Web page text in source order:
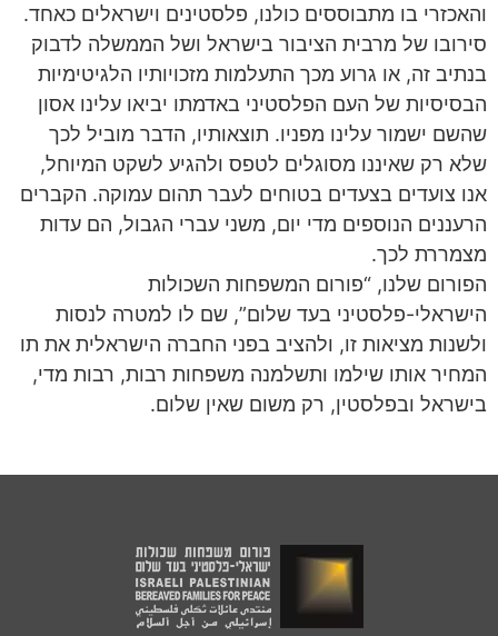
והאכזרי בו מתבוססים כולנו, פלסטינים וישראלים כאחד.
סירובו של מרבית הציבור בישראל ושל הממשלה לדבוק
בנתיב זה, או גרוע מכך התעלמות מזכויותיו הלגיטימיות
הבסיסיות של העם הפלסטיני באדמתו יביאו עלינו אסון
שהשם ישמור עלינו מפניו. תוצאותיו, הדבר מוביל לכך
שלא רק שאיננו מסוגלים לטפס ולהגיע לשקט המיוחל,
אנו צועדים בצעדים בטוחים לעבר תהום עמוקה. הקברים
הרעננים הנוספים מדי יום, משני עברי הגבול, הם עדות
מצמררת לכך.
הפורום שלנו, “פורום המשפחות השכולות
הישראלי-פלסטיני בעד שלום”, שם לו למטרה לנסות
ולשנות מציאות זו, ולהציב בפני החברה הישראלית את תו
המחיר אותו שילמו ותשלמנה משפחות רבות, רבות מדי,
בישראל ובפלסטין, רק משום שאין שלום.